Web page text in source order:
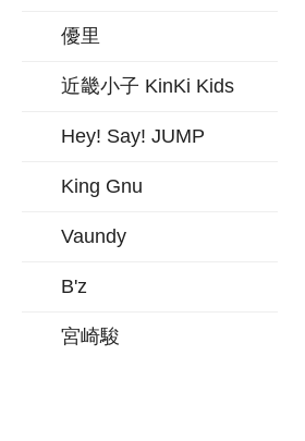
優里
近畿小子 KinKi Kids
Hey! Say! JUMP
King Gnu
Vaundy
B'z
宮崎駿